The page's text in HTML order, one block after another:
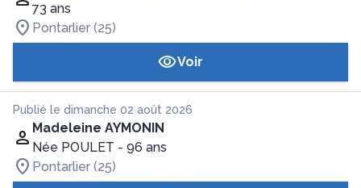
73 ans
Pontarlier (25)
Voir
Publié le dimanche 02 août 2026
Madeleine AYMONIN
Née POULET - 96 ans
Pontarlier (25)